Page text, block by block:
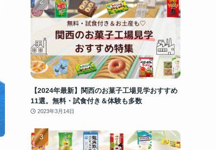
【2024年最新】関西のお菓子工場見学おすすめ
11選。無料・試食付き＆体験も多数
2023年3月14日